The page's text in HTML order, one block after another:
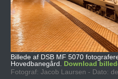
Billede af DSB MF 5070
Hovedbanegård. Download
Fotograf: Jacob Laursen - Dato: